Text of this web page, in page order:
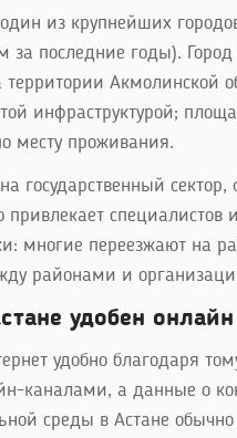
из крупнейших
последние годы). Город
Акмолинской
инфраструктурой;
месту проживания.
государственный
привлекает
многие переезжают на
районами и
удобен онлайн
удобно благодаря
каналами, а данные о
среды в Астане